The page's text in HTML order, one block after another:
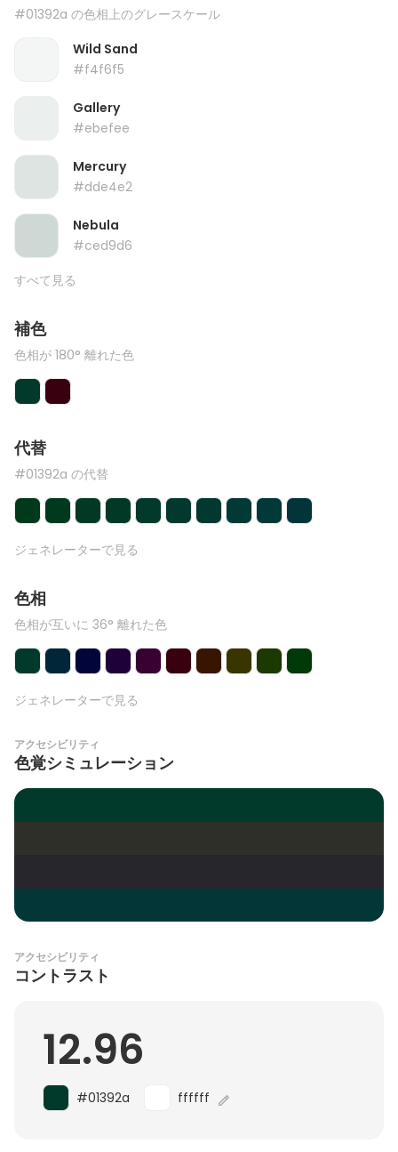
#01392a の色相上のグレースケール
Wild Sand
#f4f6f5
Gallery
#ebefee
Mercury
#dde4e2
Nebula
#ced9d6
すべて見る
補色
色相が 180° 離れた色
代替
#01392a の代替
ジェネレーターで見る
色相
色相が互いに 36° 離れた色
ジェネレーターで見る
アクセシビリティ
色覚シミュレーション
アクセシビリティ
コントラスト
12.96
#01392a ffffff